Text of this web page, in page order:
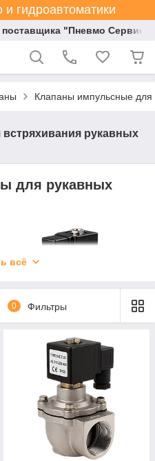
гидроавтоматики
поставщика "Пневмо Сервис
Клапаны импульсные для
рукавных
для рукавных
фильтровальных рукавов
сжатого воздуха.
таких как металлургия,
производство, где
и фильтрация воздуха.
всё
0 Фильтры